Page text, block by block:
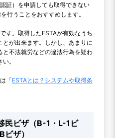
証）を申請しても取得できない
行うことをおすすめします。
す。取得したESTAが有効なうち
が出来ます。しかし、あまりに
不法就労などの違法行為を疑わ
。
「ESTAとは？システムや取得条
民ビザ（B-1・L-1ビ
ザ）